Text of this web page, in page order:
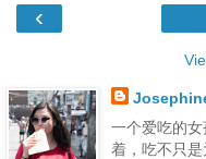
‹
一个爱吃的
着，吃不只